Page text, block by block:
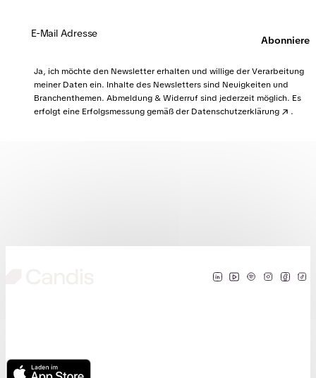
Abonnieren
Ja, ich möchte den Newsletter erhalten und willige der Verarbeitung
meiner Daten ein. Inhalte des Newsletters sind Neuigkeiten und
Branchenthemen. Abmeldung & Widerruf sind jederzeit möglich. Es
erfolgt eine Erfolgsmessung gemäß der Datenschutzerklärung .